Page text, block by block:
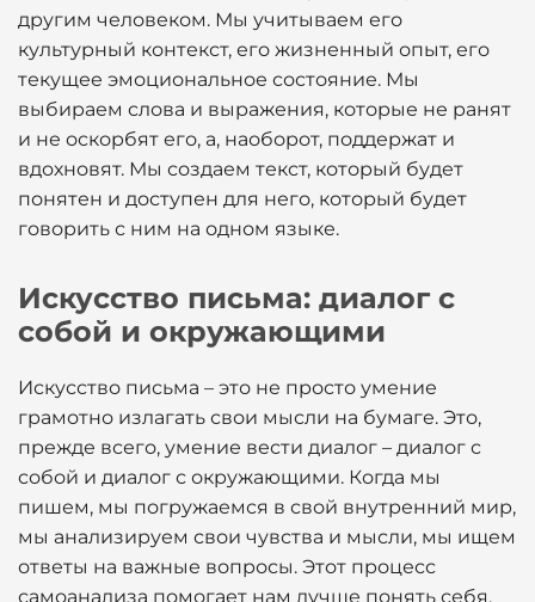
другим человеком. Мы учитываем его
культурный контекст, его жизненный опыт, его
текущее эмоциональное состояние. Мы
выбираем слова и выражения, которые не ранят
и не оскорбят его, а, наоборот, поддержат и
вдохновят. Мы создаем текст, который будет
понятен и доступен для него, который будет
говорить с ним на одном языке.
Искусство письма: диалог с
собой и окружающими
Искусство письма – это не просто умение
грамотно излагать свои мысли на бумаге. Это,
прежде всего, умение вести диалог – диалог с
собой и диалог с окружающими. Когда мы
пишем, мы погружаемся в свой внутренний мир,
мы анализируем свои чувства и мысли, мы ищем
ответы на важные вопросы. Этот процесс
самоанализа помогает нам лучше понять себя,